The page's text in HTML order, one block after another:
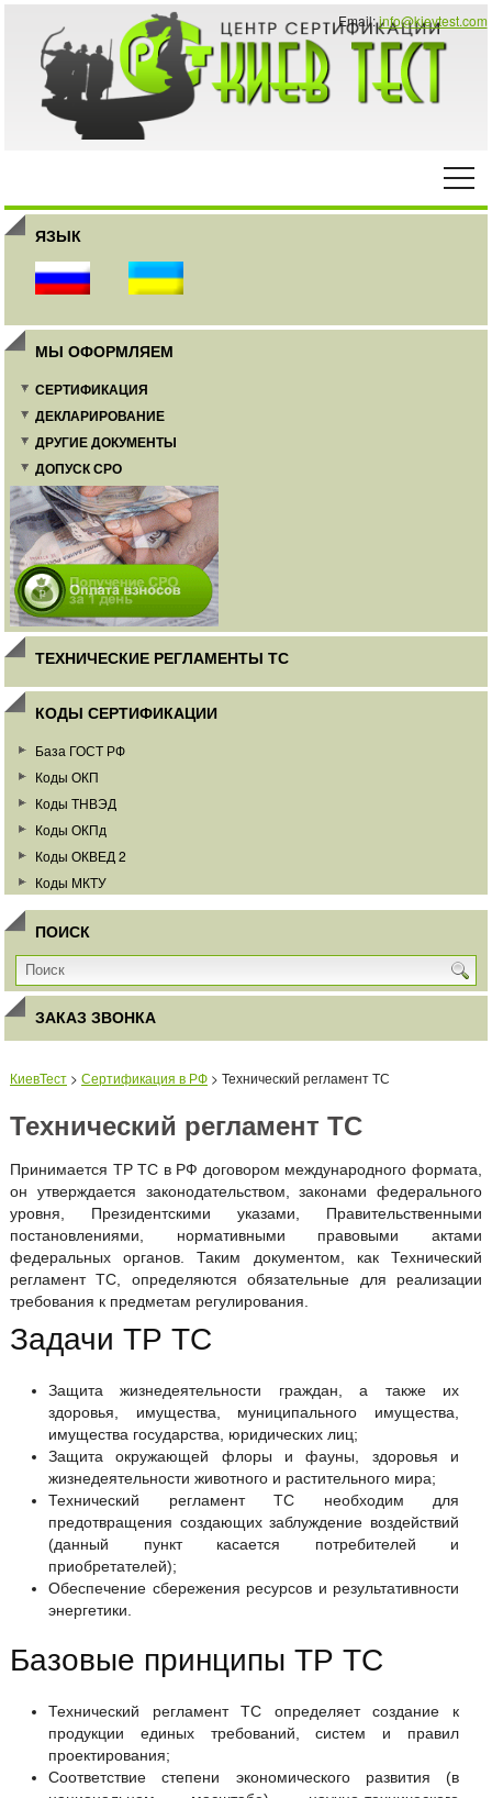
Email:info@kievtest.com
ЯЗЫК
МЫ ОФОРМЛЯЕМ
СЕРТИФИКАЦИЯ
ДЕКЛАРИРОВАНИЕ
ДРУГИЕ ДОКУМЕНТЫ
ДОПУСК СРО
ТЕХНИЧЕСКИЕ РЕГЛАМЕНТЫ ТС
КОДЫ СЕРТИФИКАЦИИ
База ГОСТ РФ
Коды ОКП
Коды ТНВЭД
Коды ОКПд
Коды ОКВЕД 2
Коды МКТУ
ПОИСК
ЗАКАЗ ЗВОНКА
КиевТест > Сертификация в РФ > Технический регламент ТС
Технический регламент ТС
Принимается ТР ТС в РФ договором международного формата,
он утверждается законодательством, законами федерального
уровня, Президентскими указами, Правительственными
постановлениями, нормативными правовыми актами
федеральных органов. Таким документом, как Технический
регламент ТС, определяются обязательные для реализации
требования к предметам регулирования.
Задачи ТР ТС
Защита жизнедеятельности граждан, а также их
здоровья, имущества, муниципального имущества,
имущества государства, юридических лиц;
Защита окружающей флоры и фауны, здоровья и
жизнедеятельности животного и растительного мира;
Технический регламент ТС необходим для
предотвращения создающих заблуждение воздействий
(данный пункт касается потребителей и
приобретателей);
Обеспечение сбережения ресурсов и результативности
энергетики.
Базовые принципы ТР ТС
Технический регламент ТС определяет создание к
продукции единых требований, систем и правил
проектирования;
Соответствие степени экономического развития (в